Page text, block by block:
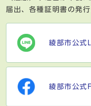
届出、各種証明書の発
綾部市公式
綾部市公